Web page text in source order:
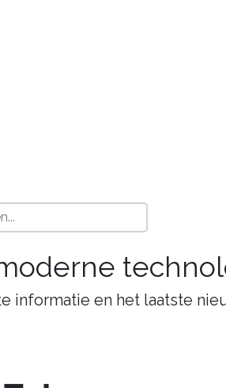
informatie en het laatste